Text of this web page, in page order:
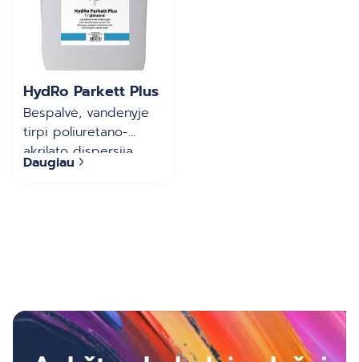
HydRo Parkett Plus
Bespalvė, vandenyje
tirpi poliuretano-
akrilato dispersija.
Pasižymi labai dideliu
labai greitai džiūsta ir
gali būti naudojamas
Daugiau